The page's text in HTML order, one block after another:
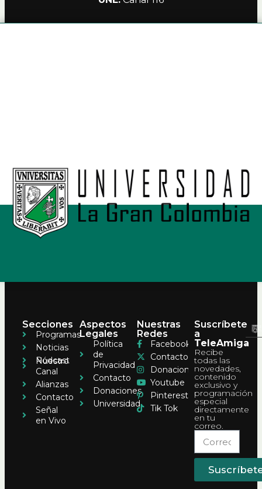
Secciones
Programas
Noticias
Pódcast
Nuestro
Canal
Alianzas
Contacto
Señal
en Vivo
Aspectos
Legales
Política
de
Privacidad
Contacto
Donaciones
Universidad
Nuestras
Redes
Facebook
Contacto
Donaciones
Youtube
Pinterest
Tik Tok
Suscríbete
a
TeleAmiga
Recibe
todas las
novedades,
contenido
exclusivo y
programación
especial
directamente
en tu
correo.